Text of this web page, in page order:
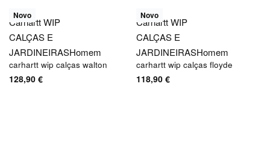
Novo
Carhartt WIP
CALÇAS E
JARDINEIRASHomem
carhartt wip calças walton
128,90 €
Novo
Carhartt WIP
CALÇAS E
JARDINEIRASHomem
carhartt wip calças floyde
118,90 €